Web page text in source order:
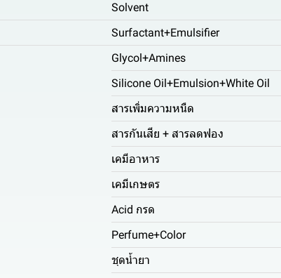
Solvent
Surfactant+Emulsifier
Glycol+Amines
Silicone Oil+Emulsion+White Oil
สารเพิ่มความหนืด
สารกันเสีย + สารลดฟอง
เคมีอาหาร
เคมีเกษตร
Acid กรด
Perfume+Color
ชุดน้ำยา